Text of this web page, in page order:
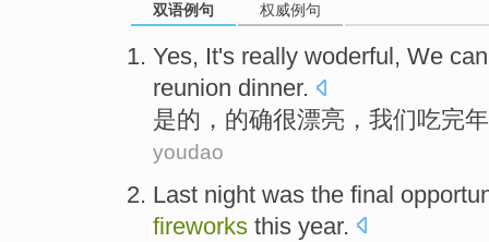
双语例句 权威例句
Yes, It's really woderful, We can
reunion dinner.
是的 ，的确很漂亮 ， 我们吃完
youdao
Last night was the final
fireworks this year.